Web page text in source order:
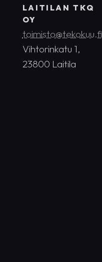
LAITILAN TKQ
OY
toimisto@tekokuu.fi
Vihtorinkatu 1,
23800 Laitila